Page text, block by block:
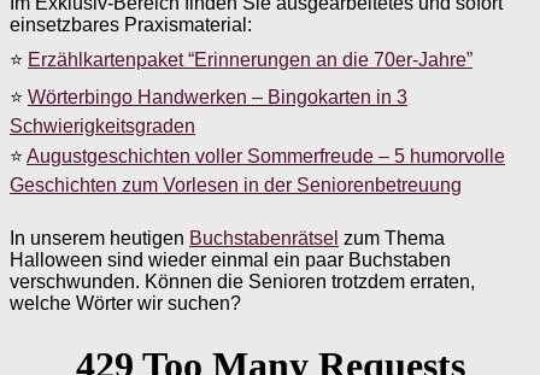
einsetzbares Praxismaterial:
⭐ Erzählkartenpaket “Erinnerungen an die 70er-Jahre”
⭐ Wörterbingo Handwerken – Bingokarten in 3
Schwierigkeitsgraden
⭐ Augustgeschichten voller Sommerfreude – 5 humorvolle
Geschichten zum Vorlesen in der Seniorenbetreuung
In unserem heutigen Buchstabenrätsel zum Thema
Halloween sind wieder einmal ein paar Buchstaben
verschwunden. Können die Senioren trotzdem erraten,
welche Wörter wir suchen?